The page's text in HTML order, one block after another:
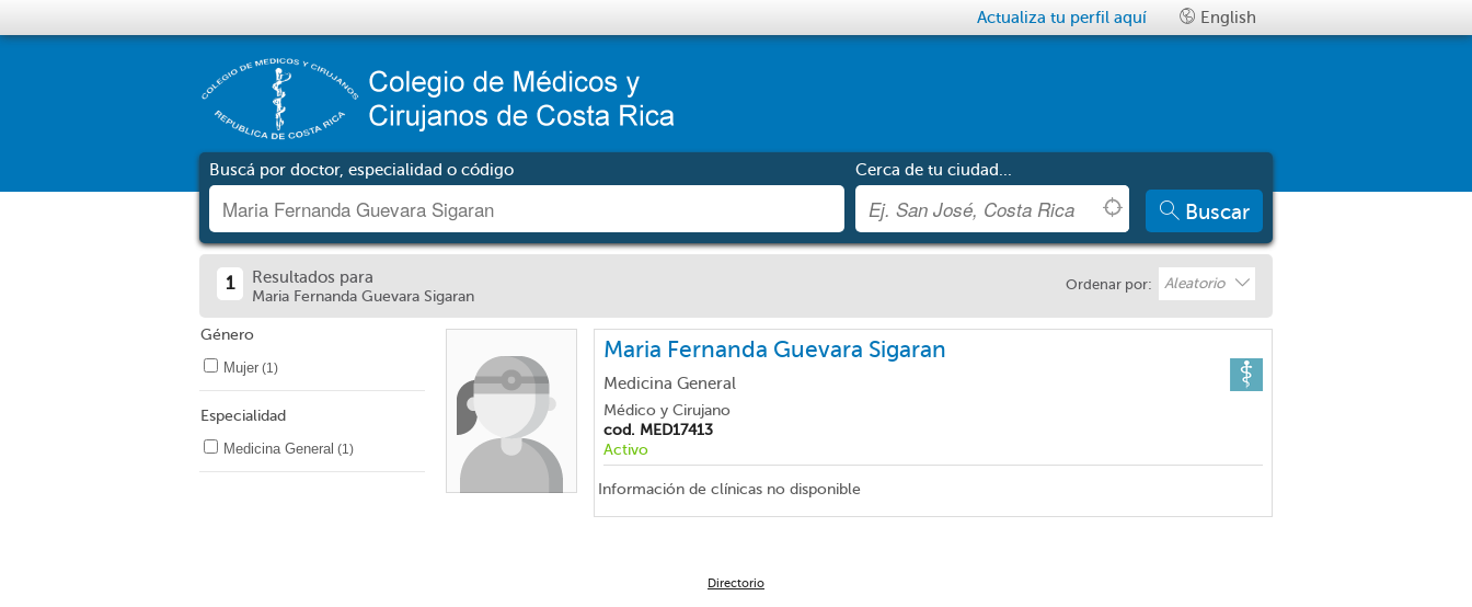
Actualiza tu perfil aquí English
Buscá por doctor, especialidad o código Cerca de tu ciudad...
Buscar
1 Resultados para
Maria Fernanda Guevara Sigaran
Ordenar por: Aleatorio
Género
Mujer (1)
Especialidad
Medicina General (1)
Maria Fernanda Guevara Sigaran
Medicina General
Médico y Cirujano
cod. MED17413
Activo
Información de clínicas no disponible
Directorio